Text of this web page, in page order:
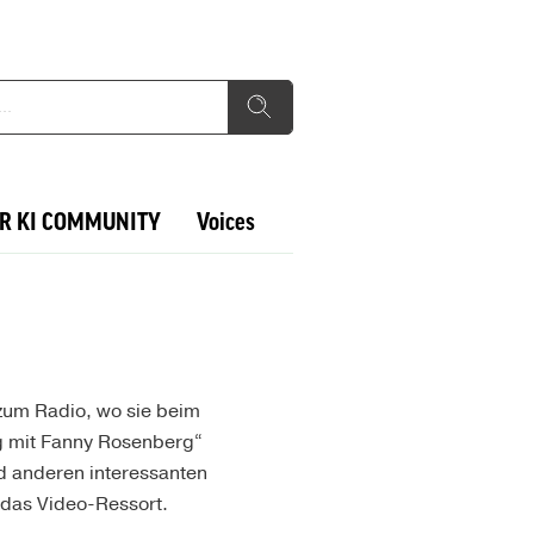
KI COMMUNITY Voices
Radio, wo sie beim
Fanny Rosenberg“
anderen interessanten
Video-Ressort.